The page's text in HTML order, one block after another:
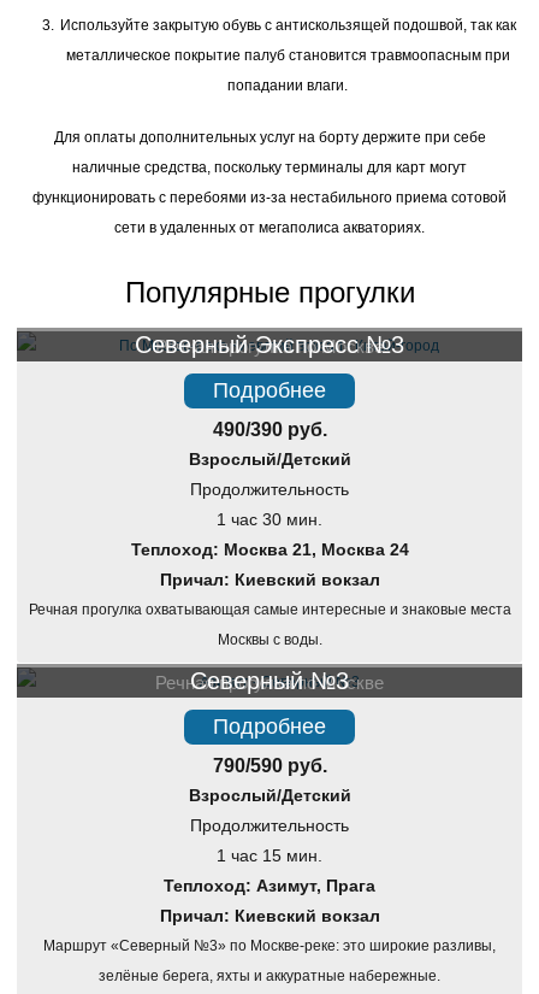
Используйте закрытую обувь с антискользящей подошвой, так как
металлическое покрытие палуб становится травмоопасным при
попадании влаги.
Для оплаты дополнительных услуг на борту держите при себе
наличные средства, поскольку терминалы для карт могут
функционировать с перебоями из-за нестабильного приема сотовой
сети в удаленных от мегаполиса акваториях.
Популярные прогулки
Речная прогулка по Москве
Северный Экспресс №3
Подробнее
490/390 руб.
Взрослый/Детский
Продолжительность
1 час 30 мин.
Теплоход: Москва 21, Москва 24
Причал: Киевский вокзал
Речная прогулка охватывающая самые интересные и знаковые места
Москвы с воды.
Речная прогулка по Москве
Северный №3
Подробнее
790/590 руб.
Взрослый/Детский
Продолжительность
1 час 15 мин.
Теплоход: Азимут, Прага
Причал: Киевский вокзал
Маршрут «Северный №3» по Москве-реке: это широкие разливы,
зелёные берега, яхты и аккуратные набережные.